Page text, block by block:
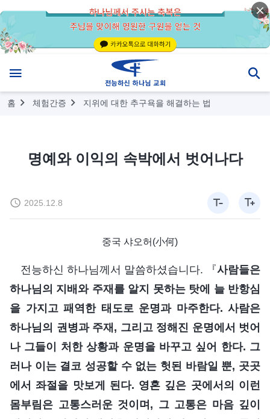
홈 체험간증 지위에 대한 추구욕을 해결하는 법
명예와 이익의 속박에서 벗어나다
2025.12.8
중국 샤오허(小何)
전능하신 하나님께서 말씀하셨습니다. 『사람들은
하나님의 지배와 주재를 알지 못하는 탓에 늘 반항심
을 가지고 패역한 태도로 운명과 마주한다. 사람은
하나님의 권병과 주재, 그리고 정해진 운명에서 벗어
나 그들이 처한 상황과 운명을 바꾸고 싶어 한다. 그
러나 이는 결코 성공할 수 없는 헛된 바람일 뿐, 곳곳
에서 좌절을 맛보게 된다. 영혼 깊은 곳에서의 이런
몸부림은 고통스러운 것이며, 그 고통은 마음 깊이